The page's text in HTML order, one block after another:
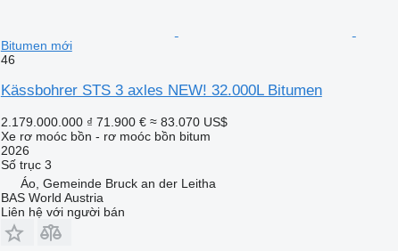
Bitumen mới
46
Kässbohrer STS 3 axles NEW! 32.000L Bitumen
2.179.000.000 ₫ 71.900 € ≈ 83.070 US$
Xe rơ moóc bồn - rơ moóc bồn bitum
2026
Số trục 3
Áo, Gemeinde Bruck an der Leitha
BAS World Austria
Liên hệ với người bán